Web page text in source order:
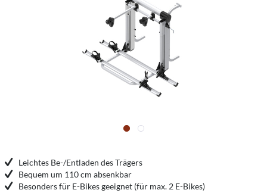
Leichtes Be-/Entladen des Trägers
Bequem um 110 cm absenkbar
Besonders für E-Bikes geeignet (für max. 2 E-Bikes)